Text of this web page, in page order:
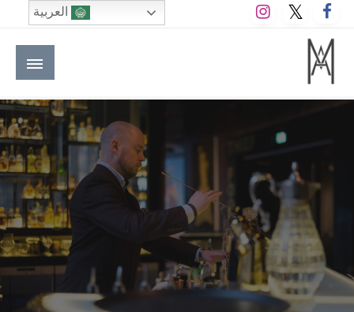
التخطي
إلى
المحتوى
M A hotels | إم ايه هوتيلز
الموقع الأول للعاملين في الفنادق في العالم العربي
العربية